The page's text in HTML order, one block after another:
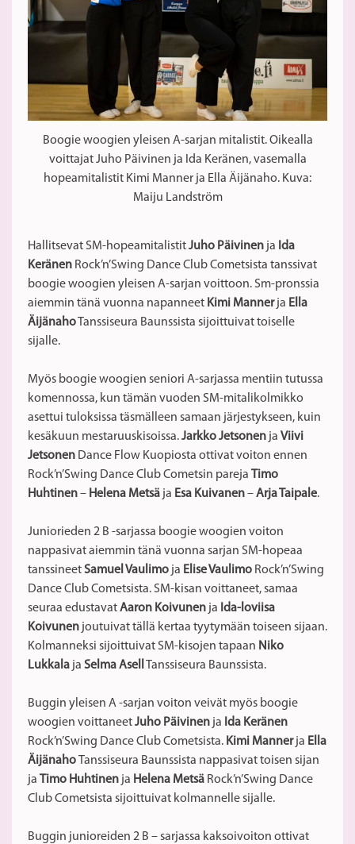
Boogie woogien yleisen A-sarjan mitalistit. Oikealla
voittajat Juho Päivinen ja Ida Keränen, vasemalla
hopeamitalistit Kimi Manner ja Ella Äijänaho. Kuva:
Maiju Landström
Hallitsevat SM-hopeamitalistitJuho Päivinen ja Ida
Keränen Rock’n’Swing Dance Club Cometsista tanssivat
boogie woogien yleisen A-sarjan voittoon. Sm-pronssia
aiemmin tänä vuonna napanneet Kimi Mannerja Ella
ÄijänahoTanssiseura Baunssista sijoittuivat toiselle
sijalle.
Myös boogie woogien seniori A-sarjassa mentiin tutussa
komennossa, kun tämän vuoden SM-mitalikolmikko
asettui tuloksissa täsmälleen samaan järjestykseen, kuin
kesäkuun mestaruuskisoissa.Jarkko Jetsonen ja Viivi
Jetsonen Dance Flow Kuopiosta ottivat voiton ennen
Rock’n’Swing Dance Club Cometsin pareja Timo
Huhtinen– Helena Metsä ja Esa Kuivanen–Arja Taipale.
Juniorieden 2 B -sarjassa boogie woogien voiton
nappasivat aiemmin tänä vuonna sarjan SM-hopeaa
tanssineetSamuel Vaulimo ja Elise Vaulimo Rock’n’Swing
Dance Club Cometsista. SM-kisan voittaneet, samaa
seuraa edustavatAaron Koivunen ja Ida-loviisa
Koivunen joutuivat tällä kertaa tyytymään toiseen sijaan.
Kolmanneksi sijoittuivat SM-kisojen tapaan Niko
Lukkala ja Selma Asell Tanssiseura Baunssista.
Buggin yleisen A -sarjan voiton veivät myös boogie
woogien voittaneetJuho Päivinen ja Ida Keränen
Rock’n’Swing Dance Club Cometsista. Kimi Mannerja Ella
ÄijänahoTanssiseura Baunssista nappasivat toisen sijan
ja Timo Huhtinen ja Helena Metsä Rock’n’Swing Dance
Club Cometsista sijoittuivat kolmannelle sijalle.
Buggin junioreiden 2 B – sarjassa kaksoivoiton ottivat